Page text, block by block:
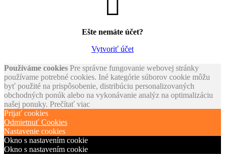
Ešte nemáte účet?
Vytvoriť účet
Používáme cookies Pre správne fungovanie webovej stránky
používame potrebné cookies. Iné kategórie súborov cookie môžu
byť použité na prispôsobenie, distribúciu personalizovaných
obchodných ponúk alebo na vykonávanie analýz na optimalizáciu
našej ponuky. Prečítať viac
Prijať cookies
Odmietnuť Cookies
Nastavenie cookies
Okno s nastavením cookie
Okno s nastavením cookie